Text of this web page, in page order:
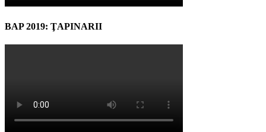
BAP 2019: ŢAPINARII